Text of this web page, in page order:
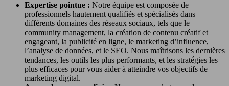
Expertise pointue : Notre équipe est composée de
professionnels hautement qualifiés et spécialisés dans
différents domaines des réseaux sociaux, tels que le
community management, la création de contenu créatif et
engageant, la publicité en ligne, le marketing d’influence,
l’analyse de données, et le SEO. Nous maîtrisons les dernières
tendances, les outils les plus performants, et les stratégies les
plus efficaces pour vous aider à atteindre vos objectifs de
marketing digital.